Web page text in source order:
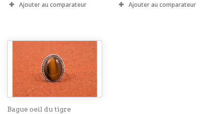
Ajouter au comparateur
Ajouter au comparateur
Bague oeil du tigre